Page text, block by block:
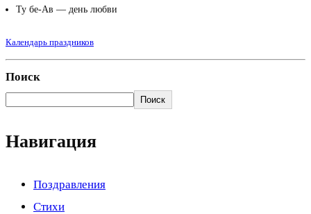
Ту бе-Ав — день любви
Календарь праздников
Поиск
Поиск
Навигация
Поздравления
Стихи